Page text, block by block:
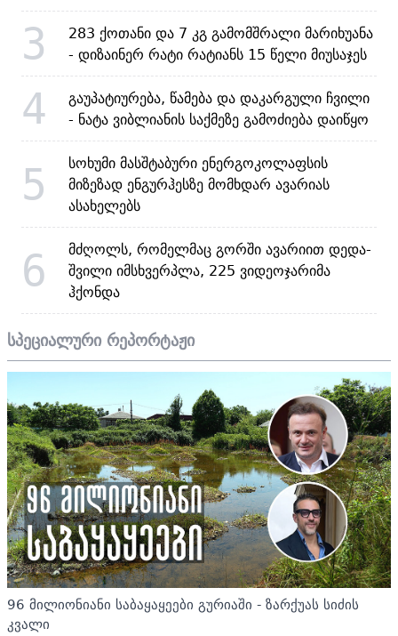
3
283 ქოთანი და 7 კგ გამომშრალი მარიხუანა
- დიზაინერ რატი რატიანს 15 წელი მიუსაჯეს
4
გაუპატიურება, წამება და დაკარგული ჩვილი
- ნატა ვიბლიანის საქმეზე გამოძიება დაიწყო
5
სოხუმი მასშტაბური ენერგოკოლაფსის
მიზეზად ენგურჰესზე მომხდარ ავარიას
ასახელებს
6
მძღოლს, რომელმაც გორში ავარიით დედა-
შვილი იმსხვერპლა, 225 ვიდეოჯარიმა
ჰქონდა
სპეციალური რეპორტაჟი
96 მილიონიანი საბაყაყეები გურიაში - ზარქუას სიძის
კვალი